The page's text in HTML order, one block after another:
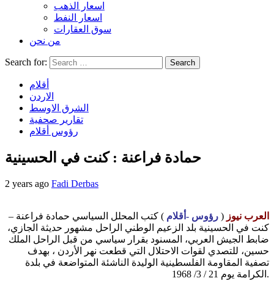
اسعار الذهب
اسعار النفط
سوق العقارات
من نحن
Search for:
أقلام
الاردن
الشرق الاوسط
تقارير صحفية
رؤوس أقلام
حمادة فراعنة : كنت في الحسينية
2 years ago Fadi Derbas
العرب نيوز ( رؤوس -أقلام ) كتب المحلل السياسي حمادة فراعنة –
كنت في الحسينية بلد الزعيم الوطني الراحل مشهور حديثة الجازي،
ضابط الجيش العربي، المسنود بقرار سياسي من قبل الراحل الملك
حسين، للتصدي لقوات الاحتلال التي قطعت نهر الأردن ، بهدف
تصفية المقاومة الفلسطينية الوليدة الناشئة المتواضعة في بلدة
الكرامة يوم 21 / 3/ 1968.